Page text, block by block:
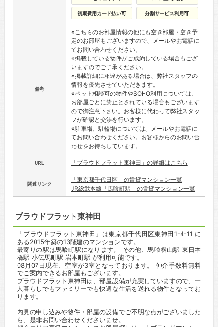
初期費用カード払い可 分割サービス利用可
備考
※こちらのお部屋情報の他にも空き部屋・空き予
定のお部屋もございますので、メールやお電話に
てお問い合わせください。
※掲載している物件がご成約している場合もござ
いますのでご了承ください。
※掲載詳細に相違がある場合は、弊社スタッフの
情報を優先させていただきます。
※ペット相談可の物件やSOHO利用については、
お部屋ごとに禁止とされている場合もございます
ので御注意下さい。お客様に代わって弊社スタッ
フが確認と交渉を行います。
※駐車場、駐輪場については、メールやお電話に
てお問い合わせください。お客様からのお問い合
わせをお待ちしています。
URL 「プラウドフラット東神田」の詳細はこちら
関連リンク
「東京都千代田区」の賃貸マンション一覧
JR総武本線「馬喰町駅」の賃貸マンション一覧
プラウドフラット東神田
「プラウドフラット東神田」は東京都千代田区東神田1-4-11 に
ある2015年築の13階建のマンションです。
最寄りの駅は馬喰町駅になります。 その他、馬喰横山駅 東日本
橋駅 小伝馬町駅 岩本町駅 が利用可能です。
08月07日現在、空室が3室となっております。 仲介手数料無料
でご案内できるお部屋もございます。
プラウドフラット東神田は、部屋設備が充実していますので、一
人暮らしでもファミリーでも快適な生活を送れる物件となってお
ります。
内見の申し込みや物件・部屋の設備でご不明な点がございました
ら、是非お問い合わせくださいませ。